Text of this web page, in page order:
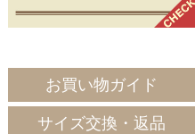
お買い物ガイド
サイズ交換・返品